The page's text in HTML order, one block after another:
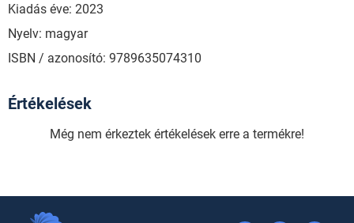
Kiadás éve: 2023
Nyelv: magyar
ISBN / azonosító: 9789635074310
Értékelések
Még nem érkeztek értékelések erre a termékre!